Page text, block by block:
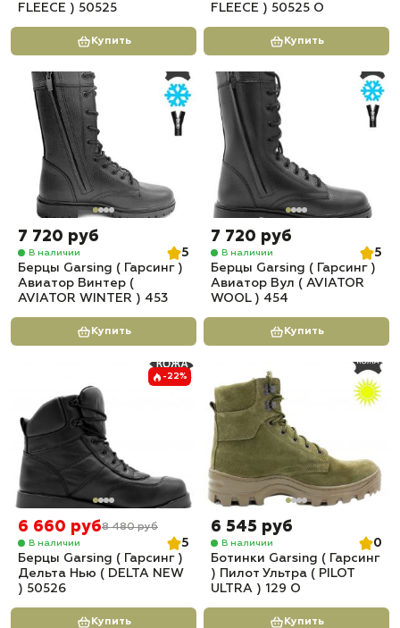
FLEECE ) 50525
Купить
FLEECE ) 50525 О
Купить
7 720 руб
В наличии
5
Берцы Garsing ( Гарсинг )
Авиатор Винтер (
AVIATOR WINTER ) 453
Купить
7 720 руб
В наличии
5
Берцы Garsing ( Гарсинг )
Авиатор Вул ( AVIATOR
WOOL ) 454
Купить
-22%
6 660 руб8 480 руб
В наличии
5
Берцы Garsing ( Гарсинг )
Дельта Нью ( DELTA NEW
) 50526
Купить
6 545 руб
В наличии
0
Ботинки Garsing ( Гарсинг
) Пилот Ультра ( PILOT
ULTRA ) 129 О
Купить